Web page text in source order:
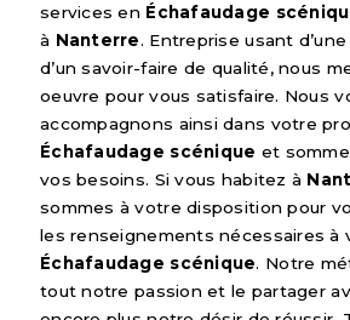
services en Échafaudage
à Nanterre. Entreprise usant
d’un savoir-faire de qualité, nous
oeuvre pour vous satisfaire. Nous
accompagnons ainsi dans votre
Échafaudage scénique et
vos besoins. Si vous habitez à
sommes à votre disposition pour
les renseignements nécessaires à
Échafaudage scénique. Notre
tout notre passion et le partager